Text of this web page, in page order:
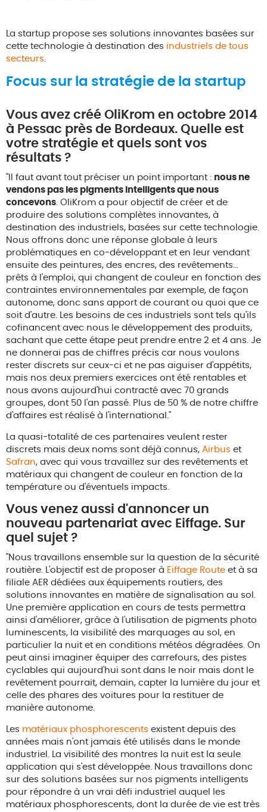
La startup propose ses solutions innovantes basées sur
cette technologie à destination des industriels de tous
secteurs.
Focus sur la stratégie de la startup
Vous avez créé OliKrom en octobre 2014
à Pessac près de Bordeaux. Quelle est
votre stratégie et quels sont vos
résultats ?
"Il faut avant tout préciser un point important : nous ne
vendons pas les pigments intelligents que nous
concevons. OliKrom a pour objectif de créer et de
produire des solutions complètes innovantes, à
destination des industriels, basées sur cette technologie.
Nous offrons donc une réponse globale à leurs
problématiques en co-développant et en leur vendant
ensuite des peintures, des encres, des revêtements...
prêts à l'emploi, qui changent de couleur en fonction des
contraintes environnementales par exemple, de façon
autonome, donc sans apport de courant ou quoi que ce
soit d'autre. Les besoins de ces industriels sont tels qu'ils
cofinancent avec nous le développement des produits,
sachant que cette étape peut prendre entre 2 et 4 ans. Je
ne donnerai pas de chiffres précis car nous voulons
rester discrets sur ceux-ci et ne pas aiguiser d'appétits,
mais nos deux premiers exercices ont été rentables et
nous avons aujourd'hui contracté avec 70 grands
groupes, dont 50 l'an passé. Plus de 50 % de notre chiffre
d'affaires est réalisé à l'international."
La quasi-totalité de ces partenaires veulent rester
discrets mais deux noms sont déjà connus, Airbus et
Safran, avec qui vous travaillez sur des revêtements et
matériaux qui changent de couleur en fonction de la
température ou d'éventuels impacts.
Vous venez aussi d'annoncer un
nouveau partenariat avec Eiffage. Sur
quel sujet ?
"Nous travaillons ensemble sur la question de la sécurité
routière. L'objectif est de proposer à Eiffage Route et à sa
filiale AER dédiées aux équipements routiers, des
solutions innovantes en matière de signalisation au sol.
Une première application en cours de tests permettra
ainsi d'améliorer, grâce à l'utilisation de pigments photo
luminescents, la visibilité des marquages au sol, en
particulier la nuit et en conditions météos dégradées. On
peut ainsi imaginer équiper des carrefours, des pistes
cyclables qui aujourd'hui sont dans le noir mais dont le
revêtement pourrait, demain, capter la lumière du jour et
celle des phares des voitures pour la restituer de
manière autonome.
Les matériaux phosphorescents existent depuis des
années mais n'ont jamais été utilisés dans le monde
industriel. La visibilité des montres la nuit est la seule
application qui s'est développée. Nous travaillons donc
sur des solutions basées sur nos pigments intelligents
pour répondre à un vrai défi industriel auquel les
matériaux phosphorescents, dont la durée de vie est très